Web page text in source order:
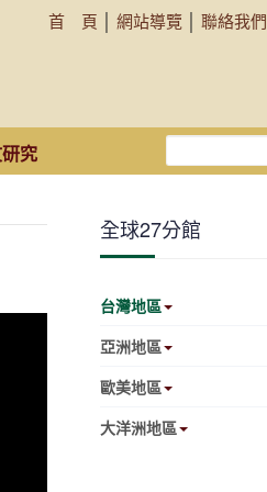
首 頁 網站導覽 聯絡我們
究
尋...
全球27分館
台灣地區
亞洲地區
歐美地區
大洋洲地區